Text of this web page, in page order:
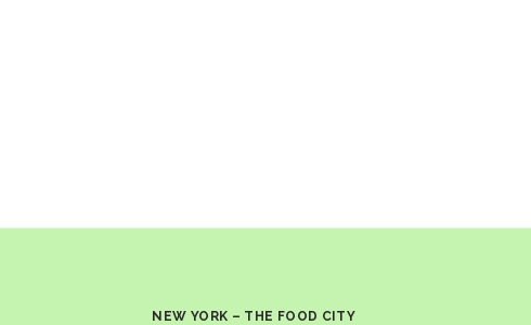
NEW YORK – THE FOOD CITY